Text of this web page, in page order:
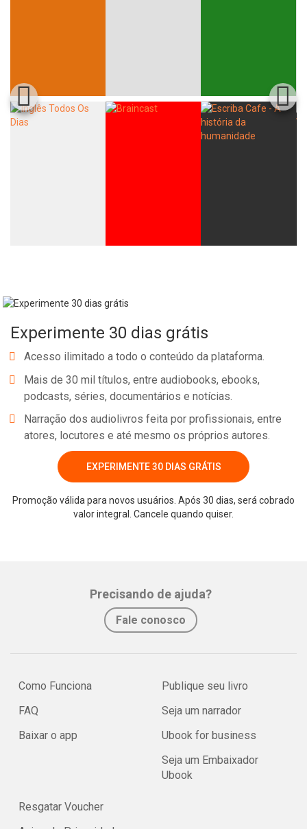
Experimente 30 dias grátis
Acesso ilimitado a todo o conteúdo da plataforma.
Mais de 30 mil títulos, entre audiobooks, ebooks,
podcasts, séries, documentários e notícias.
Narração dos audiolivros feita por profissionais, entre
atores, locutores e até mesmo os próprios autores.
EXPERIMENTE 30 DIAS GRÁTIS
Promoção válida para novos usuários. Após 30 dias, será cobrado
valor integral. Cancele quando quiser.
Precisando de ajuda?
Fale conosco
Como Funciona
FAQ
Baixar o app
Publique seu livro
Seja um narrador
Ubook for business
Seja um Embaixador
Ubook
Resgatar Voucher